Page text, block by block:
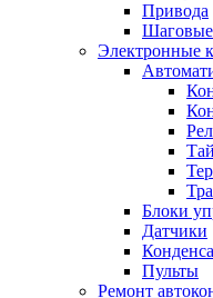
Привода
Шаговые
Электронные
Блоки
Датчики
Пульты
Ремонт